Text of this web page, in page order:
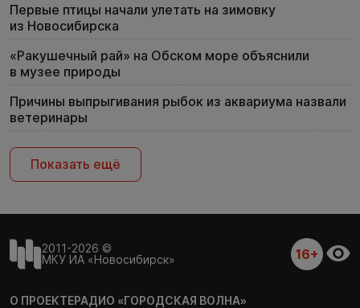
Первые птицы начали улетать на зимовку
из Новосибирска
«Ракушечный рай» на Обском море объяснили
в музее природы
Причины выпрыгивания рыбок из аквариума назвали
ветеринары
Показать ещё
2011-2026 ©
МКУ ИА «Новосибирск»
16+
О ПРОЕКТЕРАДИО «ГОРОДСКАЯ ВОЛНА»